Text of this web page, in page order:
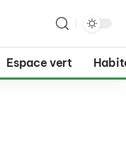
Espace vert